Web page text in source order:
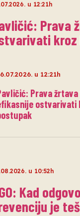
u 12:21h
Prava
u 12:21h
Prava
ostvarivati
u 10:52h
Kad
je